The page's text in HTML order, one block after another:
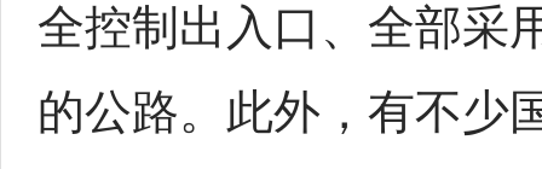
全控制出入口、全部采
的公路。此外，有不少